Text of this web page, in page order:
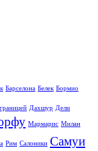
Барселона Белек Бормио
Дахшур Дели
Мармарис Милан
Рим Салоники Самуи